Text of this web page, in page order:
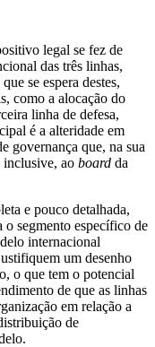
legal se fez de
das três linhas,
se espera destes,
como a alocação do
linha de defesa,
é a alteridade em
governança que, na sua
inclusive, ao board da
e pouco detalhada,
o segmento específico de
internacional
um desenho
o que tem o potencial
de que as linhas
em relação a
de